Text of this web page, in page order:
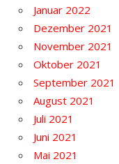
Januar 2022
Dezember 2021
November 2021
Oktober 2021
September 2021
August 2021
Juli 2021
Juni 2021
Mai 2021